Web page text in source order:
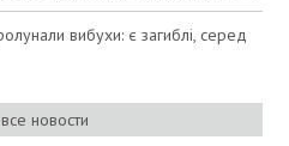
вибухи: є загиблі, серед
новости